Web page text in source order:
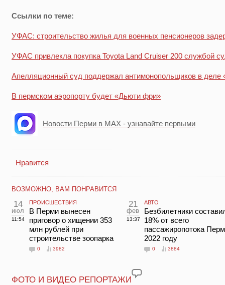
Ссылки по теме:
УФАС: строительство жилья для военных пенсионеров
УФАС привлекла покупка Toyota Land Cruiser 200 службой
Апелляционный суд поддержал антимонопольщиков в деле
В пермском аэропорту будет «Дьюти фри»
Новости Перми в MAX - узнавайте первыми
Нравится
ВОЗМОЖНО, ВАМ ПОНРАВИТСЯ
14
июл
11:54
ПРОИСШЕСТВИЯ
В Перми вынесен
приговор о хищении 353
млн рублей при
строительстве зоопарка
0 3982
21
фев
13:37
АВТО
Безбилетники
18% от всего
пассажиропотока
2022 году
0 3884
ФОТО И ВИДЕО РЕПОРТАЖИ